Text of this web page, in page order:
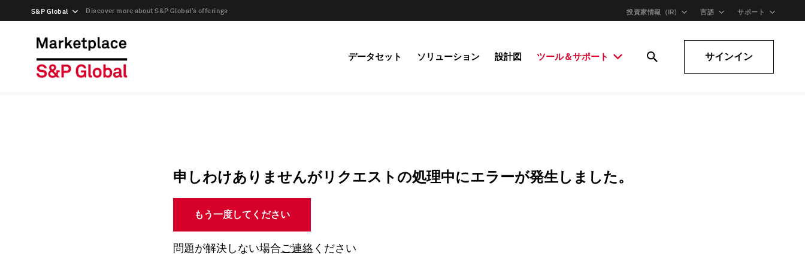
S&P Global Discover more about S&P Global’s offerings 投資家情報（IR) 言語 サポート
データセット ソリューション 設計図 ツール＆サポート サインイン
申しわけありませんがリクエストの処理中にエラーが発生しました。
もう一度してください
問題が解決しない場合ご連絡 ください